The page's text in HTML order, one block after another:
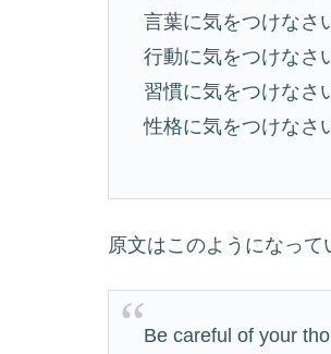
言葉に気をつけなさ
行動に気をつけなさ
習慣に気をつけなさ
性格に気をつけなさ
原文はこのようになって
Be careful of your